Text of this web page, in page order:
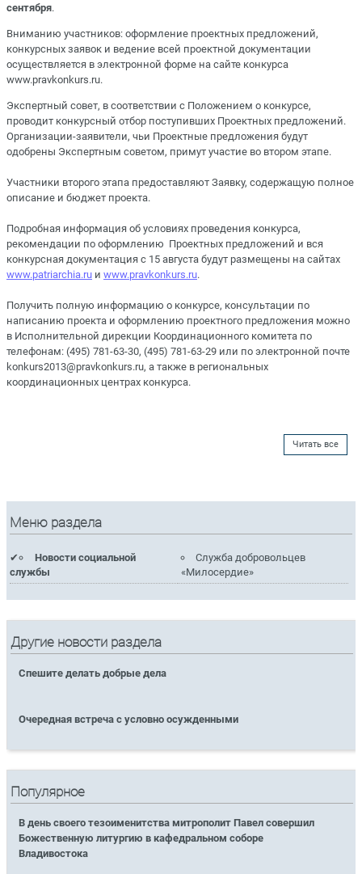
сентября.
Вниманию участников: оформление проектных предложений,
конкурсных заявок и ведение всей проектной документации
осуществляется в электронной форме на сайте конкурса
www.pravkonkurs.ru.
Экспертный совет, в соответствии с Положением о конкурсе,
проводит конкурсный отбор поступивших Проектных предложений.
Организации-заявители, чьи Проектные предложения будут
одобрены Экспертным советом, примут участие во втором этапе.
Участники второго этапа предоставляют Заявку, содержащую полное
описание и бюджет проекта.
Подробная информация об условиях проведения конкурса,
рекомендации по оформлению Проектных предложений и вся
конкурсная документация с 15 августа будут размещены на сайтах
www.patriarchia.ru и www.pravkonkurs.ru.
Получить полную информацию о конкурсе, консультации по
написанию проекта и оформлению проектного предложения можно
в Исполнительной дирекции Координационного комитета по
телефонам: (495) 781-63-30, (495) 781-63-29 или по электронной почте
konkurs2013@pravkonkurs.ru, а также в региональных
координационных центрах конкурса.
Читать все
Меню раздела
Новости социальной
службы
Служба добровольцев
«Милосердие»
Другие новости раздела
Спешите делать добрые дела
Очередная встреча с условно осужденными
Популярное
В день своего тезоименитства митрополит Павел совершил
Божественную литургию в кафедральном соборе
Владивостока